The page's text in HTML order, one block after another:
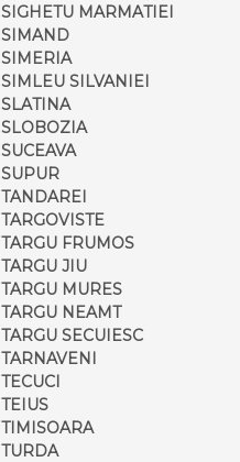
SIGHETU MARMATIEI
SIMAND
SIMERIA
SIMLEU SILVANIEI
SLATINA
SLOBOZIA
SUCEAVA
SUPUR
TANDAREI
TARGOVISTE
TARGU FRUMOS
TARGU JIU
TARGU MURES
TARGU NEAMT
TARGU SECUIESC
TARNAVENI
TECUCI
TEIUS
TIMISOARA
TURDA